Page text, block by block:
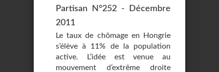
Partisan N°252 - Décembre
2011
Le taux de chômage en Hongrie
s’élève à 11% de la population
active. L’idée est venue au
mouvement d’extrême droite